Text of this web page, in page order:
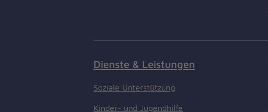
Dienste & Leistungen
Soziale Unterstützung
Kinder- und Jugendhilfe